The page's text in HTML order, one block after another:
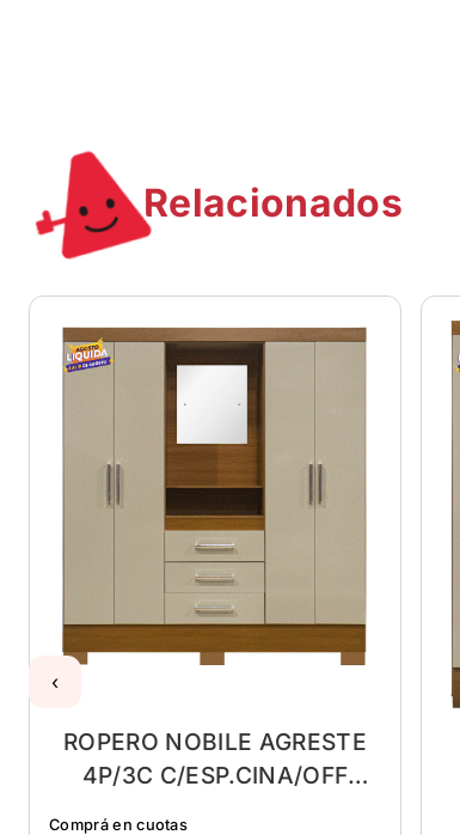
Relacionados
ROPERO NOBILE AGRESTE
4P/3C C/ESP.CINA/OFF
Comprá en cuotas
‹